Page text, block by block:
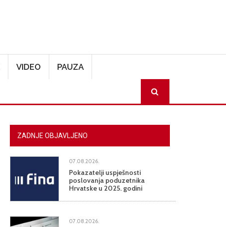
VIDEO PAUZA
ZADNJE OBJAVLJENO
07.08.2026.
Pokazatelji uspješnosti
poslovanja poduzetnika
Hrvatske u 2025. godini
07.08.2026.